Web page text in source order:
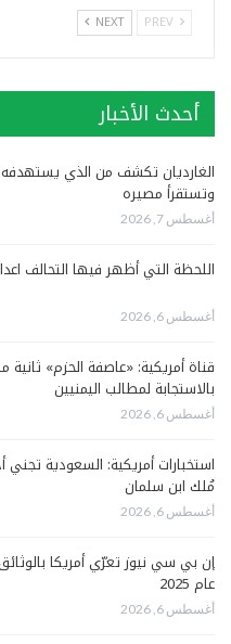
NEXT
أحدث الأخبار
الغارديان تكشف من الذي يستهدفه
وتستقرأ مصيره
أغسطس 7, 2026
اللحظة التي أظهر فيها التحالف
أغسطس 6, 2026
قناة أمريكية: «عاصفة الحزم»
بالاستجابة لمطالب اليمنيين
أغسطس 6, 2026
استخبارات أمريكية: السعودية
مُلك ابن سلمان
أغسطس 6, 2026
إن بي سي نيوز تعرّي أمريكا
عام 2025
أغسطس 6, 2026